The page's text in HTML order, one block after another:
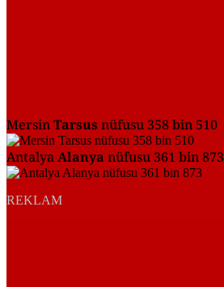
MersinTarsus nüfusu 358 bin 510
AntalyaAlanya nüfusu 361 bin 873
REKLAM